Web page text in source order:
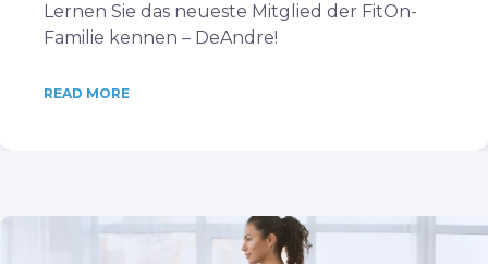
Lernen Sie das neueste Mitglied der FitOn-
Familie kennen – DeAndre!
READ MORE